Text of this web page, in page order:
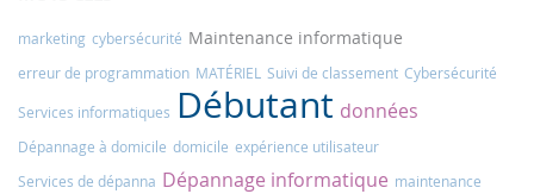
marketing cybersécurité Maintenance informatique
erreur de programmation MATÉRIEL Suivi de classement Cybersécurité
Services informatiques Débutant données
Dépannage à domicile domicile expérience utilisateur
Services de dépanna Dépannage informatique maintenance